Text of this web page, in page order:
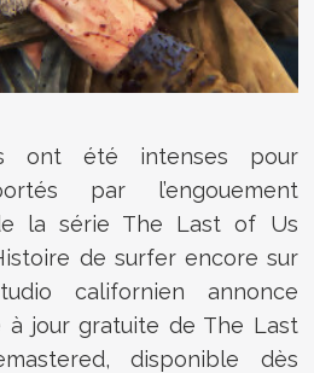
ont été intenses pour
par l’engouement
la série The Last of Us
de surfer encore sur
californien annonce
à jour gratuite de The Last
disponible dès